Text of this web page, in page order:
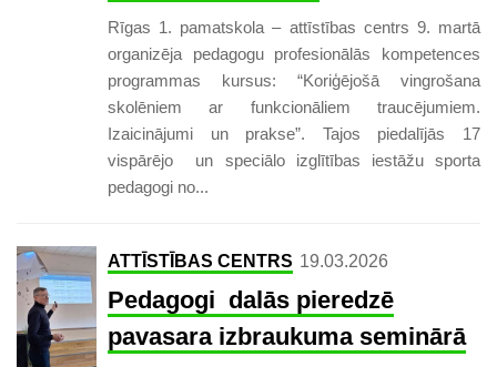
Rīgas 1. pamatskola – attīstības centrs 9. martā
organizēja pedagogu profesionālās kompetences
programmas kursus: “Koriģējošā vingrošana
skolēniem ar funkcionāliem traucējumiem.
Izaicinājumi un prakse”. Tajos piedalījās 17
vispārējo un speciālo izglītības iestāžu sporta
pedagogi no...
ATTĪSTĪBAS CENTRS 19.03.2026
Pedagogi dalās pieredzē
pavasara izbraukuma seminārā